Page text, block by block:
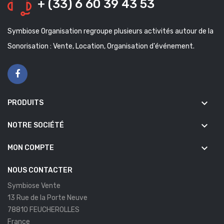
+ (33) 6 60 39 43 53
Symbiose Organisation regroupe plusieurs activités autour de la
Sonorisation : Vente, Location, Organisation d'événement.
PRODUITS keyboard_arrow_down
NOTRE SOCIÉTÉ keyboard_arrow_down
MON COMPTE keyboard_arrow_down
NOUS CONTACTER
Symbiose Vente
13 Rue de la Porte Neuve
78810 FEUCHEROLLES
France